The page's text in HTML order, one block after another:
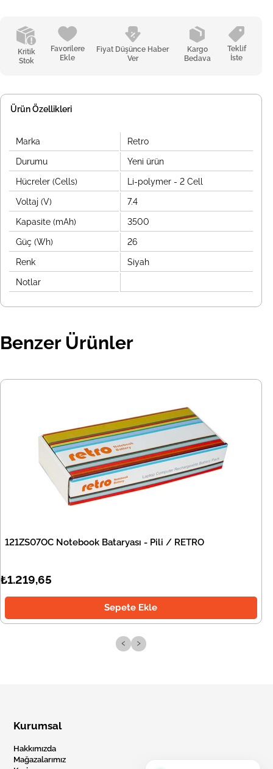
Kritik
Stok
Favorilere
Ekle
Fiyat Düşünce Haber
Ver
Kargo
Bedava
Teklif
İste
Ürün Özellikleri
Marka Retro
Durumu Yeni ürün
Hücreler (Cells) Li-polymer - 2 Cell
Voltaj (V) 7.4
Kapasite (mAh) 3500
Güç (Wh) 26
Renk Siyah
Notlar
Benzer Ürünler
121ZS07OC Notebook Bataryası - Pili / RETRO
₺1.219,65
Sepete Ekle
‹ ›
Kurumsal
Hakkımızda
Mağazalarımız